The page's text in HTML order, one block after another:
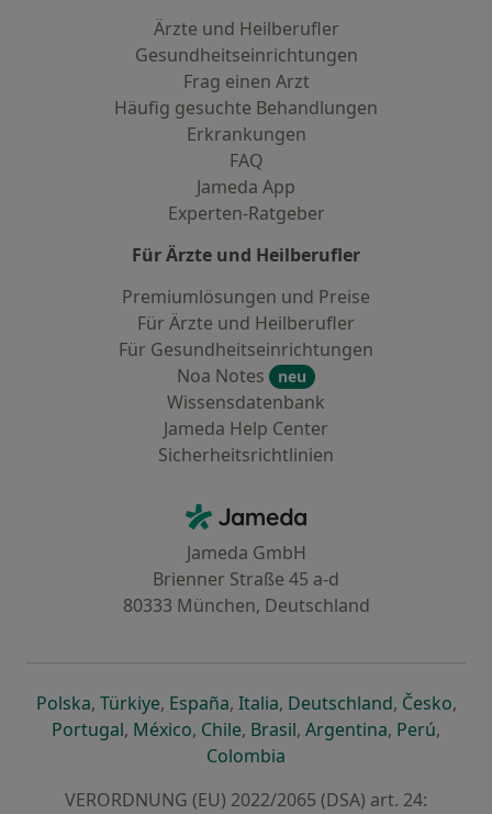
Ärzte und Heilberufler
Gesundheitseinrichtungen
Frag einen Arzt
Häufig gesuchte Behandlungen
Erkrankungen
FAQ
Jameda App
Experten-Ratgeber
Für Ärzte und Heilberufler
Premiumlösungen und Preise
Für Ärzte und Heilberufler
Für Gesundheitseinrichtungen
Noa Notes
neu
Wissensdatenbank
Jameda Help Center
Sicherheitsrichtlinien
Jameda - Startseite
Jameda GmbH
Brienner Straße 45 a-d
80333 München, Deutschland
Polskaöffnet in einer neuen Registerkarte
, Türkiyeöffnet in einer neuen Registerkarte
, Españaöffnet in einer neuen
, Italiaöffnet in einer neuen
, Deutschlandöffnet in
, Česko,
Portugalöffnet in einer neuen Registerkarte
, Méxicoöffnet in einer neuen Registerkarte
, Chileöffnet in einer neuen
, Brasilöffnet in einer neuen
, Argentinaöffnet in
, Perúöffnet
,
Colombia
VERORDNUNG (EU) 2022/2065 (DSA) art. 24: